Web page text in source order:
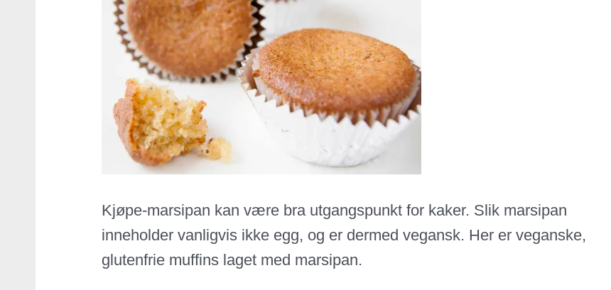
Kjøpe-marsipan kan være bra utgangspunkt for kaker. Slik marsipan
inneholder vanligvis ikke egg, og er dermed vegansk. Her er veganske,
glutenfrie muffins laget med marsipan.